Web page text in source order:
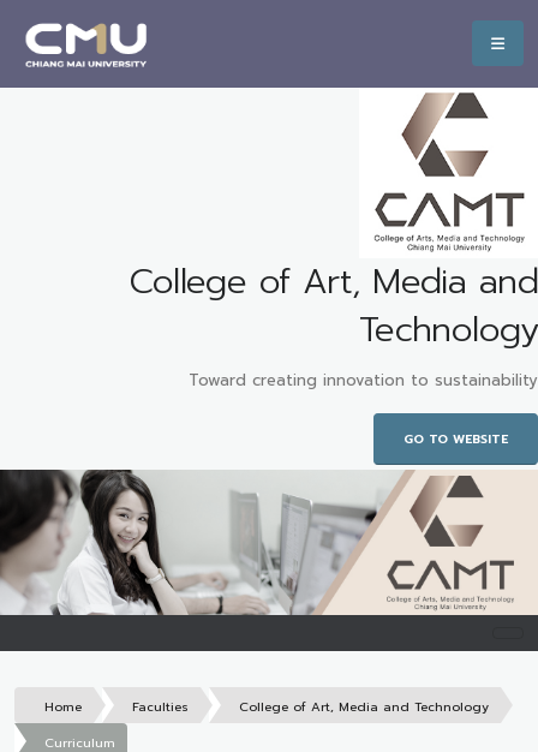
College of Art, Media and
Technology
Toward creating innovation to sustainability
GO TO WEBSITE
Home Faculties
College of Art, Media and Technology
Curriculum